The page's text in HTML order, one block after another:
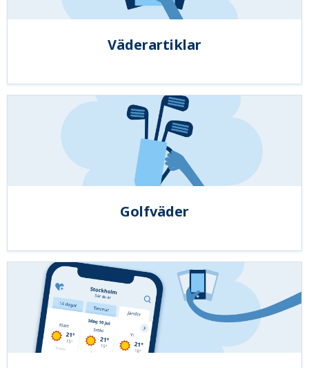
Väderartiklar
Golfväder